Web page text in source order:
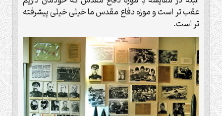
عقب تر است و موزه دفاع مقدس ما خیلی خیلی پیشرفته
تر است.